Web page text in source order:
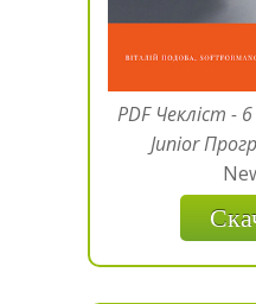
PDF Чекліст -
Junior